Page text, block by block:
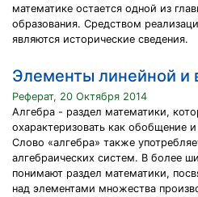
математике остается одной из
образования. Средством
являются исторические сведения.
Элементы линейной и
Реферат, 20 Октября 2014
Алгебра - раздел математики,
охарактеризовать как обобщение
Слово «алгебра» также
алгебраических систем. В более
понимают раздел математики,
над элементами множества